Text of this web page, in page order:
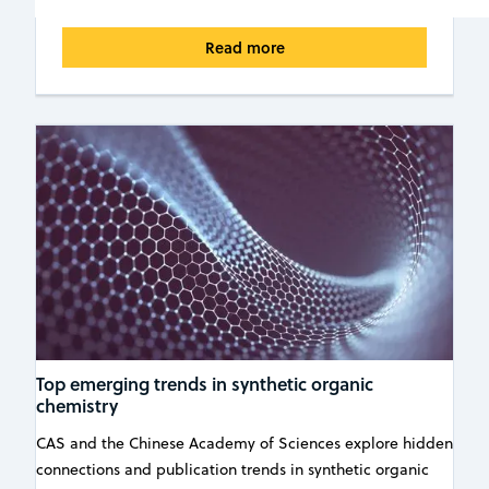
Read more
Top emerging trends in synthetic organic
chemistry
CAS and the Chinese Academy of Sciences explore hidden
connections and publication trends in synthetic organic